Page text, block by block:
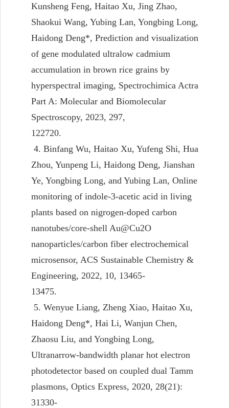
Kunsheng Feng, Haitao Xu, Jing Zhao,
Shaokui Wang, Yubing Lan, Yongbing Long,
Haidong Deng*, Prediction and visualization
of gene modulated ultralow cadmium
accumulation in brown rice grains by
hyperspectral imaging, Spectrochimica Actra
Part A: Molecular and Biomolecular
Spectroscopy, 2023, 297,
122720.
4. Binfang Wu, Haitao Xu, Yufeng Shi, Hua
Zhou, Yunpeng Li, Haidong Deng, Jianshan
Ye, Yongbing Long, and Yubing Lan, Online
monitoring of indole-3-acetic acid in living
plants based on nigrogen-doped carbon
nanotubes/core-shell Au@Cu2O
nanoparticles/carbon fiber electrochemical
microsensor, ACS Sustainable Chemistry &
Engineering, 2022, 10, 13465-
13475.
5. Wenyue Liang, Zheng Xiao, Haitao Xu,
Haidong Deng*, Hai Li, Wanjun Chen,
Zhaosu Liu, and Yongbing Long,
Ultranarrow-bandwidth planar hot electron
photodetector based on coupled dual Tamm
plasmons, Optics Express, 2020, 28(21):
31330-